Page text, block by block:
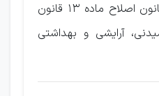
آیین نامه اجرایی قانون اصلاح ماده 13 قانون
آرایشی و بهداشتی